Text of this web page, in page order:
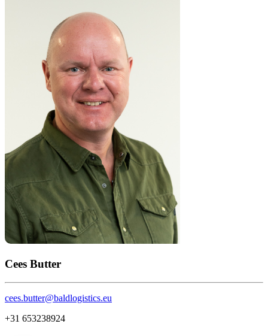
Cees Butter
cees.butter@baldlogistics.eu
+31 653238924